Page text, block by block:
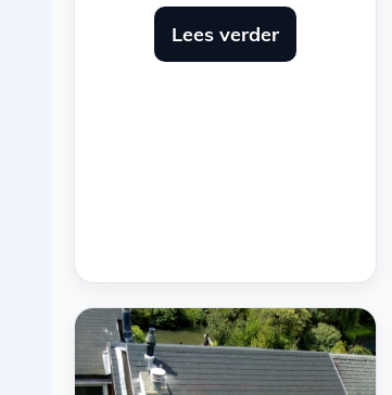
Lees verder